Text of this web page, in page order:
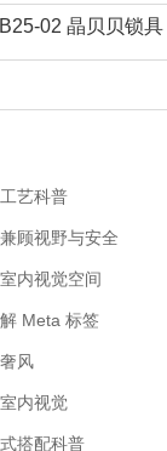
JB25-01 晶贝贝锁
艺科普
顾视野与安全
内视觉空间
Meta 标签
风
内视觉
搭配科普